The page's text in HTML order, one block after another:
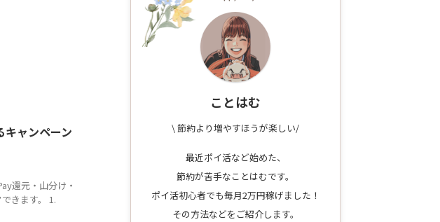
キャンペーン
還元・山分け・
きます。 1.
ことはむ
\ 節約より増やすほうが楽しい/
最近ポイ活など始めた、
節約が苦手なことはむです。
ポイ活初心者でも毎月2万円稼げました！
その方法などをご紹介します。